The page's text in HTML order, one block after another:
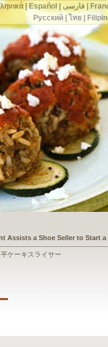
Assists a Shoe Seller to Start
ケーキスライサー
|Español فارسی|
Русский| ไทย|